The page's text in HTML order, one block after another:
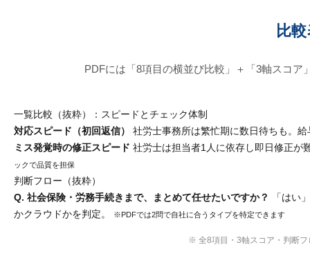
比
PDFには「8項目の横並び比較」＋「3軸スコ
一覧比較（抜粋）：スピードとチェック体制
対応スピード（初回返信）
社労士事務所は繁忙期に数日待ちも。
ミス発覚時の修正スピード 社労士は担当者1人に依存し即日修正が
ックで品質を担保
判断フロー（抜粋）
Q. 社会保険・労務手続きまで、まとめて任せたいですか？
「はい
かクラウドかを判定。
※PDFでは2問で自社に合うタイプを特定できます
※ 全8項目・3軸スコア・判断フ